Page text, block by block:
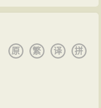
着（曹操）。石
臼”八个字。曹操
（杨修）回答说：
进取精神的真实表
山》、《对酒》、
意义的。《短歌
逃出，全身而
录古代诸家兵法
注孙子》著作传
了稳健的基础。
以为酷耳，御将
乱，克宁区夏；协
域。”
伫重渊以育鳞，
拼
译
繁
原